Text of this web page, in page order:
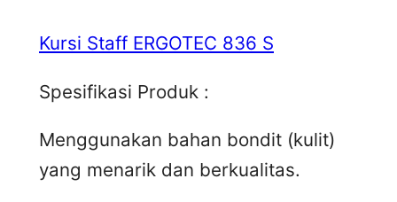
Kursi Staff ERGOTEC 836 S
Spesifikasi Produk :
Menggunakan bahan bondit (kulit)
yang menarik dan berkualitas.